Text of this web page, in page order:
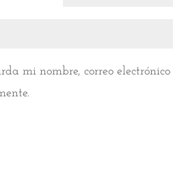
mi nombre, correo